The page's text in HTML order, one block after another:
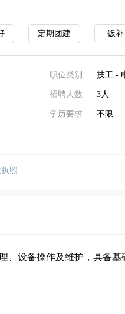
定期团建 饭补
职位类别 技工 -
招聘人数 3人
学历要求 不限
照
、设备操作及维护，具备